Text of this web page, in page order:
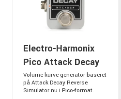
Electro-Harmonix
Pico Attack Decay
Volume-kurve generator baseret
på Attack Decay Reverse
Simulator nu i Pico-format.